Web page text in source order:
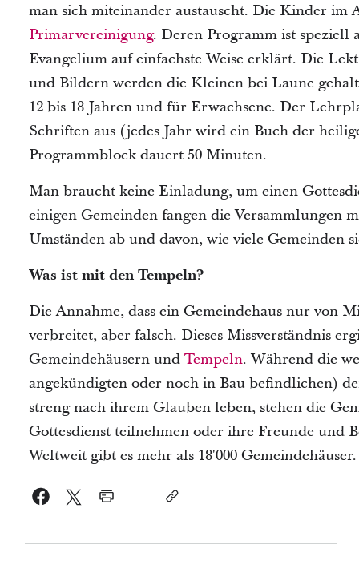
man sich miteinander austauscht. Die Kinder im
Primarvereinigung. Deren Programm ist
Evangelium auf einfachste Weise erklärt. Die
und Bildern werden die Kleinen bei Laune
12 bis 18 Jahren und für Erwachsene. Der
Schriften aus (jedes Jahr wird ein Buch der
Programmblock dauert 50 Minuten.
Man braucht keine Einladung, um einen
einigen Gemeinden fangen die Versammlungen
Umständen ab und davon, wie viele Gemeinden
Was ist mit den Tempeln?
Die Annahme, dass ein Gemeindehaus nur von
verbreitet, aber falsch. Dieses Missverständnis
Gemeindehäusern und Tempeln. Während die
angekündigten oder noch in Bau befindlichen)
streng nach ihrem Glauben leben, stehen die
Gottesdienst teilnehmen oder ihre Freunde und
Weltweit gibt es mehr als 18'000 Gemeindehäuser.